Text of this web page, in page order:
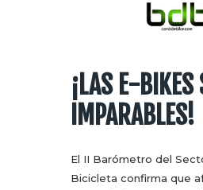
¡LAS E-BIKES
IMPARABLES!
El II Barómetro del
Bicicleta confirma que